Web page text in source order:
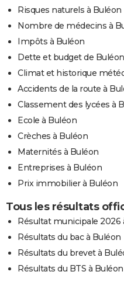
Risques naturels à Buléon
Nombre de médecins à
Impôts à Buléon
Dette et budget de Buléon
Climat et historique
Accidents de la route à
Classement des lycées à
Ecole à Buléon
Crèches à Buléon
Maternités à Buléon
Entreprises à Buléon
Prix immobilier à Buléon
Tous les résultats
Résultat municipale 2026
Résultats du bac à Buléon
Résultats du brevet à
Résultats du BTS à Buléon